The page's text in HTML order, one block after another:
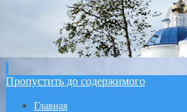
Пропустить до содержимого
Главная